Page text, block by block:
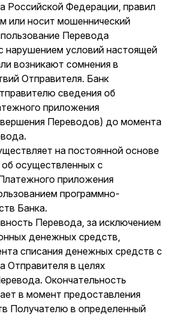
Российской Федерации, правил
или носит мошеннический
Перевода
нарушением условий настоящей
возникают сомнения в
Отправителя. Банк
сведения об
приложения
Переводов) до момента
на постоянной основе
осуществленных с
приложения
программно-
Банка.
Перевода, за исключением
денежных средств,
списания денежных средств с
Отправителя в целях
Окончательность
в момент предоставления
Получателю в определенный